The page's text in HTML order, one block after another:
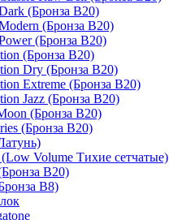
(Бронза B20)
(Бронза B20)
(Бронза B20)
(Бронза B20)
Dry (Бронза B20)
Extreme (Бронза B20)
Jazz (Бронза B20)
(Бронза B20)
(Бронза B20)
Volume Тихие сетчатые)
B20)
B8)